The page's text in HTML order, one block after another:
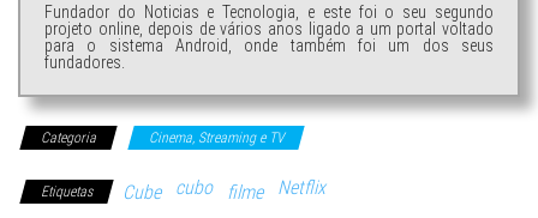
Fundador do Noticias e Tecnologia, e este foi o seu segundo
projeto online, depois de vários anos ligado a um portal voltado
para o sistema Android, onde também foi um dos seus
fundadores.
Categoria Cinema, Streaming e TV
Etiquetas Cube cubo filme Netflix